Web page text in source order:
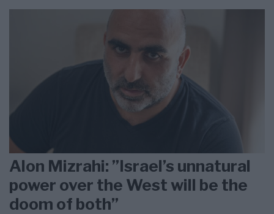
Alon Mizrahi: ”Israel’s unnatural
power over the West will be the
doom of both”